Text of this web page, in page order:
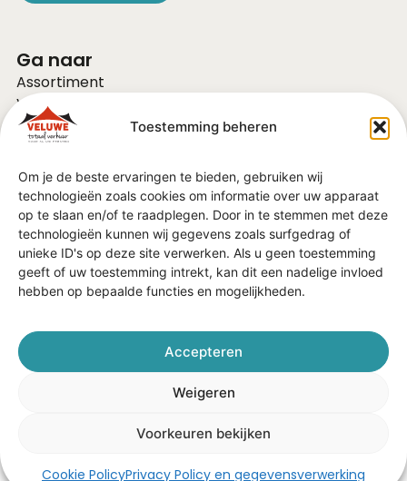
Toestemming beheren
Om je de beste ervaringen te bieden, gebruiken wij
technologieën zoals cookies om informatie over uw apparaat
op te slaan en/of te raadplegen. Door in te stemmen met deze
technologieën kunnen wij gegevens zoals surfgedrag of
unieke ID's op deze site verwerken. Als u geen toestemming
geeft of uw toestemming intrekt, kan dit een nadelige invloed
hebben op bepaalde functies en mogelijkheden.
Accepteren
Weigeren
Voorkeuren bekijken
Cookie PolicyPrivacy Policy en gegevensverwerking
Ga naar
Assortiment
Voor bedrijven
Over ons
Vacatures
FAQ
Contact
Vraag of advies?
Algemene Voorwaarden
In de regio
Ede
Veenendaal
Nijkerk
Beoordeeld met een 4.9 / 5.0